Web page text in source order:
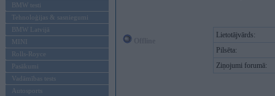
BMW testi
Tehnoloģijas & sasniegumi
BMW Latvijā
MINI
Rolls-Royce
Pasākumi
Vadāmības tests
Autosports
Lietotājvārds:
Pilsēta:
Ziņojumi forumā: